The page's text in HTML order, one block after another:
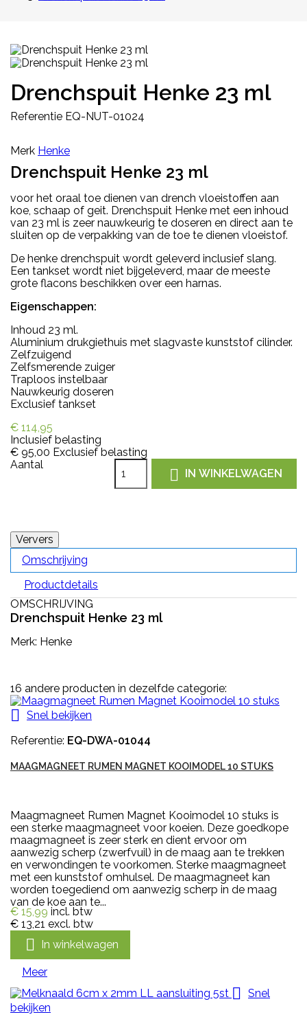
Drenchspuit Henke 23 ml
Referentie EQ-NUT-01024
Merk Henke
Drenchspuit Henke 23 ml
voor het oraal toe dienen van drench vloeistoffen aan
koe, schaap of geit. Drenchspuit Henke met een inhoud
van 23 ml is zeer nauwkeurig te doseren en direct aan te
sluiten op de verpakking van de toe te dienen vloeistof.
De henke drenchspuit wordt geleverd inclusief slang.
Een tankset wordt niet bijgeleverd, maar de meeste
grote flacons beschikken over een harnas.
Eigenschappen:
Inhoud 23 ml.
Aluminium drukgiethuis met slagvaste kunststof cilinder.
Zelfzuigend
Zelfsmerende zuiger
Traploos instelbaar
Nauwkeurig doseren
Exclusief tankset
€ 114,95
Inclusief belasting
€ 95,00 Exclusief belasting
Aantal
 IN WINKELWAGEN
Omschrijving
Productdetails
OMSCHRIJVING
Drenchspuit Henke 23 ml
Merk: Henke
16 andere producten in dezelfde categorie:

Snel bekijken
Referentie: EQ-DWA-01044
MAAGMAGNEET RUMEN MAGNET KOOIMODEL 10 STUKS
Maagmagneet Rumen Magnet Kooimodel 10 stuks is
een sterke maagmagneet voor koeien. Deze goedkope
maagmagneet is zeer sterk en dient ervoor om
aanwezig scherp (zwerfvuil) in de maag aan te trekken
en verwondingen te voorkomen. Sterke maagmagneet
met een kunststof omhulsel. De maagmagneet kan
worden toegediend om aanwezig scherp in de maag
van de koe aan te...
€ 15,99 incl. btw
€ 13,21 excl. btw
 In winkelwagen
Meer

Snel
bekijken